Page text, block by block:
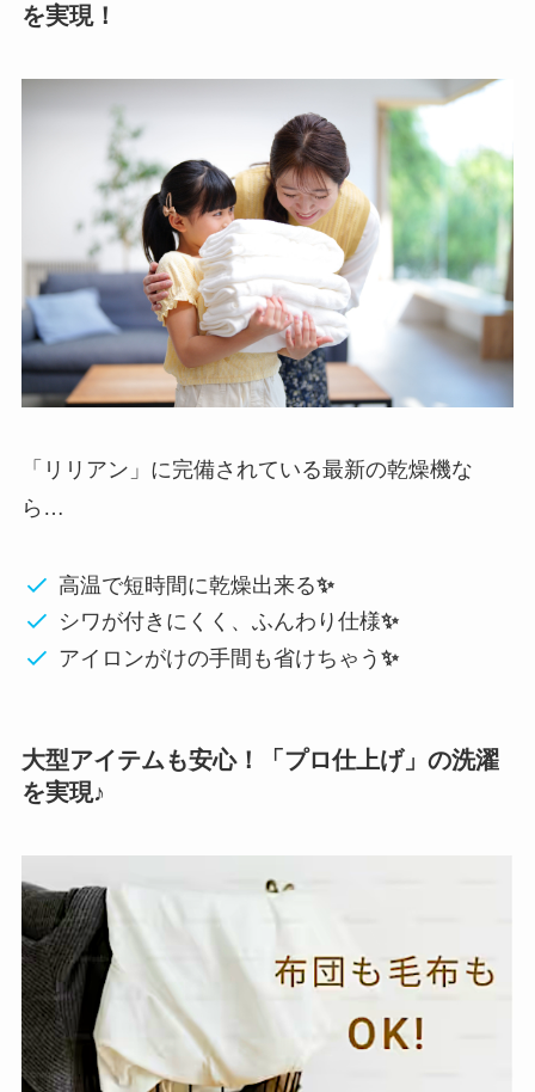
を実現！
「リリアン」に完備されている最新の乾燥機な
ら…
高温で短時間に乾燥出来る✨
シワが付きにくく、ふんわり仕様✨
アイロンがけの手間も省けちゃう✨
大型アイテムも安心！「プロ仕上げ」の洗濯
を実現♪